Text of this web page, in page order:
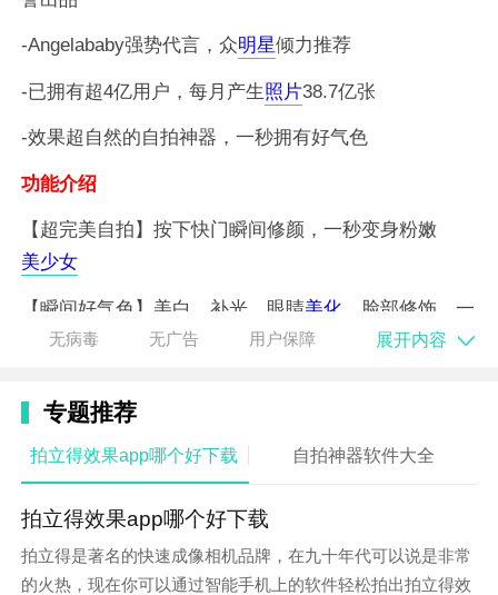
-Angelababy强势代言，众明星倾力推荐
-已拥有超4亿用户，每月产生照片38.7亿张
-效果超自然的自拍神器，一秒拥有好气色
功能介绍
【超完美自拍】按下快门瞬间修颜，一秒变身粉嫩
美少女
【瞬间好气色】美白、补光、眼睛美化 、脸部修饰，一
秒全搞定，表现力更出色
效果，捕捉你的动态美
【一秒上妆】素颜自拍，超服帖妆容瞬间呈现。各种妆
【百变滤镜】丰富的滤镜效果，让照片更有格调，带你
轻松驾驭各种自拍风格。
无病毒 无广告 用户保障 展开内容
专题推荐
拍立得效果app哪个好下载 自拍神器软件大全
拍立得效果app哪个好下载
拍立得是著名的快速成像相机品牌，在九十年代可以说是非常
的火热，现在你可以通过智能手机上的软件轻松拍出拍立得效